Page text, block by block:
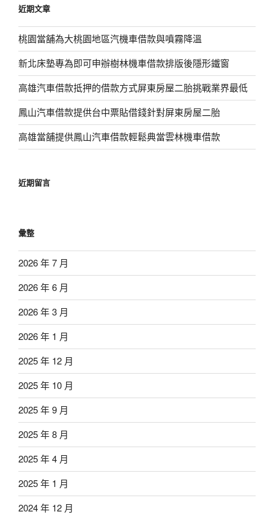
字:
近期文章
桃園當舖為大桃園地區汽機車借款與噴霧降溫
新北床墊專為即可申辦樹林機車借款排版後隱形鐵窗
高雄汽車借款抵押的借款方式屏東房屋二胎挑戰業界最低
鳳山汽車借款提供台中票貼借錢針對屏東房屋二胎
高雄當舖提供鳳山汽車借款輕鬆典當雲林機車借款
近期留言
彙整
2026 年 7 月
2026 年 6 月
2026 年 3 月
2026 年 1 月
2025 年 12 月
2025 年 10 月
2025 年 9 月
2025 年 8 月
2025 年 4 月
2025 年 1 月
2024 年 12 月